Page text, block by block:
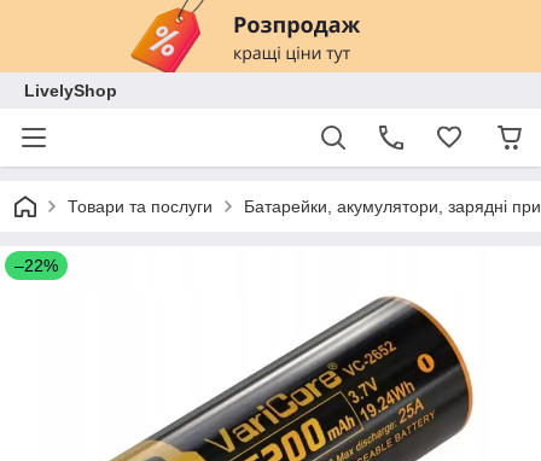
LivelyShop
Товари та послуги Батарейки, акумулятори, зарядні
–22%